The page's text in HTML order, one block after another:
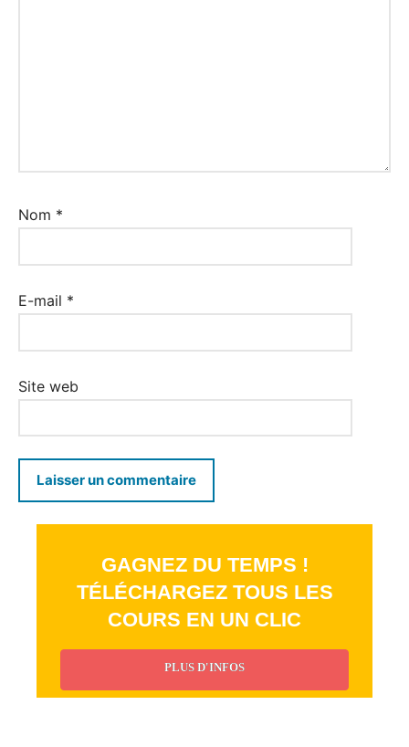
Nom *
E-mail *
Site web
GAGNEZ DU TEMPS !
TÉLÉCHARGEZ TOUS LES
COURS EN UN CLIC
PLUS D'INFOS